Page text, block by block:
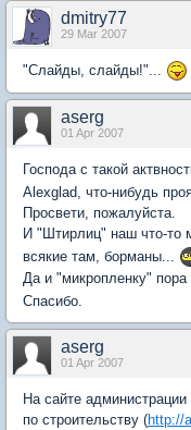
dmitry77
29 Mar 2007
"Слайды, слайды!"...
aserg
01 Apr 2007
Господа с такой
Alexglad, что-нибудь
Просвети, пожалуйста.
И "Штирлиц" наш что-то
всякие там, борманы...
Да и "микропленку" пора
Спасибо.
aserg
01 Apr 2007
На сайте
по строительству (http://